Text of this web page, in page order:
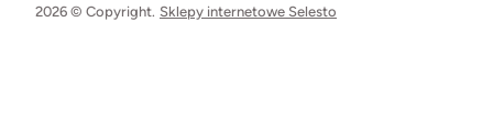
2026 © Copyright. Sklepy internetowe Selesto